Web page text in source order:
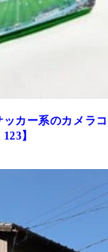
カー系のカメラコ
】